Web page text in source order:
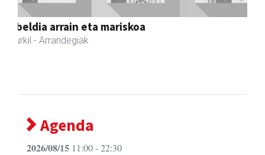
Joxean harategia
Zizurkil - Harategiak
Agenda
2026/08/15 11:00 - 22:30